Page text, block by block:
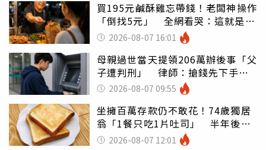
買195元鹹酥雞忘帶錢！老闆神操作
「倒找5元」 全網看哭：這就是台
灣 2026-08-07 16:01
母親過世當天提領206萬辦後事「父
子遭判刑」 律師：搶錢先下手是
罪 2026-08-07 09:55
坐擁百萬存款仍不敢花！74歲獨居
翁「1餐只吃1片吐司」 半年後暴
瘦嚇壞女兒
2026-08-07 12:01